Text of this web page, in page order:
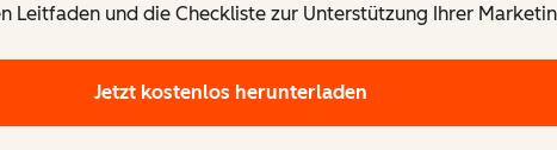
Leitfaden und die Checkliste zur Unterstützung Ihrer
Jetzt kostenlos herunterladen